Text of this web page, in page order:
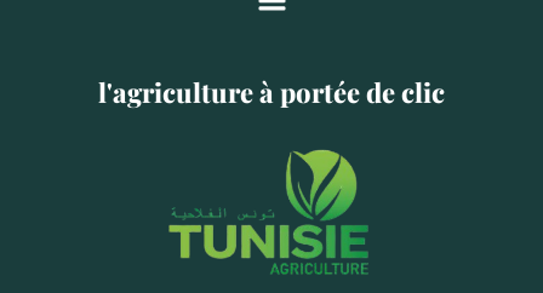
l'agriculture à portée de clic